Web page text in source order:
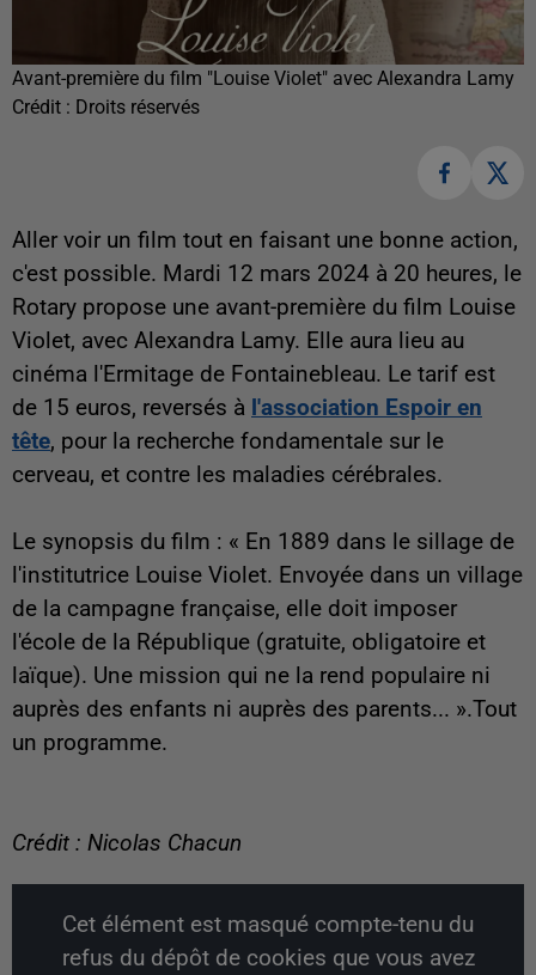
Avant-première du film "Louise Violet" avec Alexandra Lamy
Crédit : Droits réservés
Aller voir un film tout en faisant une bonne action,
c'est possible. Mardi 12 mars 2024 à 20 heures, le
Rotary propose une avant-première du film Louise
Violet, avec Alexandra Lamy. Elle aura lieu au
cinéma l'Ermitage de Fontainebleau. Le tarif est
de 15 euros, reversés à l'association Espoir en
tête, pour la recherche fondamentale sur le
cerveau, et contre les maladies cérébrales.
Le synopsis du film : « En 1889 dans le sillage de
l'institutrice Louise Violet. Envoyée dans un village
de la campagne française, elle doit imposer
l'école de la République (gratuite, obligatoire et
laïque). Une mission qui ne la rend populaire ni
auprès des enfants ni auprès des parents... ».Tout
un programme.
Crédit : Nicolas Chacun
Cet élément est masqué compte-tenu du
refus du dépôt de cookies que vous avez